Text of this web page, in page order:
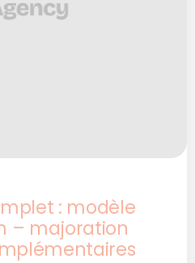
: modèle
– majoration